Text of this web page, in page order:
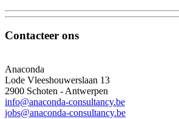
Contacteer ons
Anaconda
Lode Vleeshouwerslaan 13
2900 Schoten - Antwerpen
info@anaconda-consultancy.be
jobs@anaconda-consultancy.be